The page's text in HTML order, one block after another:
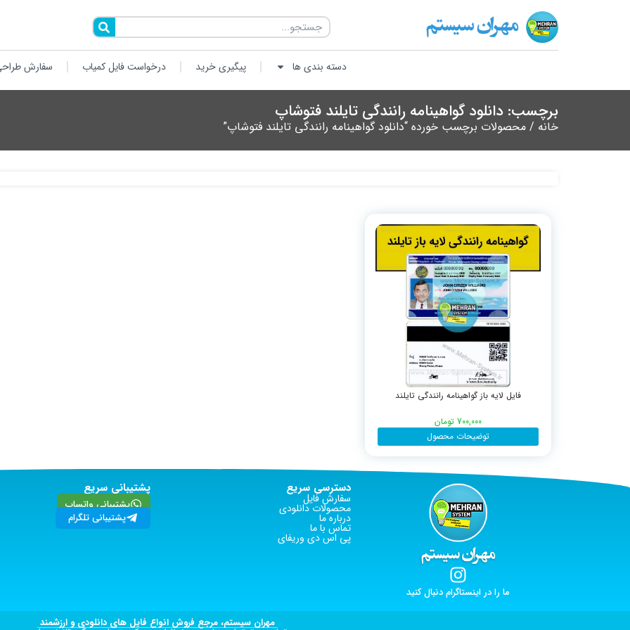
دسته بندی ها پیگیری خرید درخواست فایل کمیاب سفارش
برچسب: دانلود گواهینامه رانندگی تایلند فتوشاپ
خانه / محصولات برچسب خورده “دانلود گواهینامه رانندگی تایلند فتوشاپ”
فایل لایه باز گواهینامه رانندگی تایلند
700,000 تومان
توضیحات محصول
ما را در اینستاگرام دنبال کنید
دسترسی سریع
سفارش فایل
محصولات دانلودی
درباره ما
تماس با ما
پی اس دی وریفای
پشتیبانی سریع
پشتیبانی واتساپ
پشتیبانی تلگرام
مهران سیستم، مرجع فروش انواع فایل های دانلودی و ارزشمند